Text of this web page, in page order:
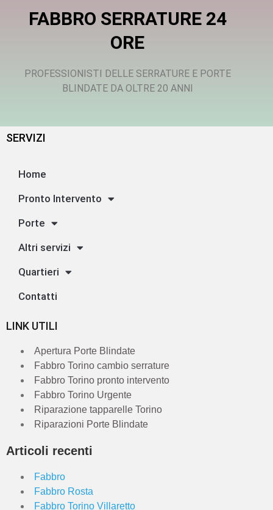
FABBRO SERRATURE 24
ORE
PROFESSIONISTI DELLE SERRATURE E PORTE
BLINDATE DA OLTRE 20 ANNI
SERVIZI
Home
Pronto Intervento
Porte
Altri servizi
Quartieri
Contatti
LINK UTILI
Apertura Porte Blindate
Fabbro Torino cambio serrature
Fabbro Torino pronto intervento
Fabbro Torino Urgente
Riparazione tapparelle Torino
Riparazioni Porte Blindate
Articoli recenti
Fabbro
Fabbro Rosta
Fabbro Torino Villaretto